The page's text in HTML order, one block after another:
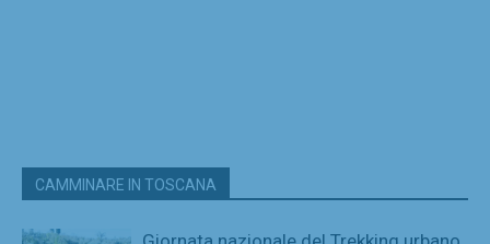
CAMMINARE IN TOSCANA